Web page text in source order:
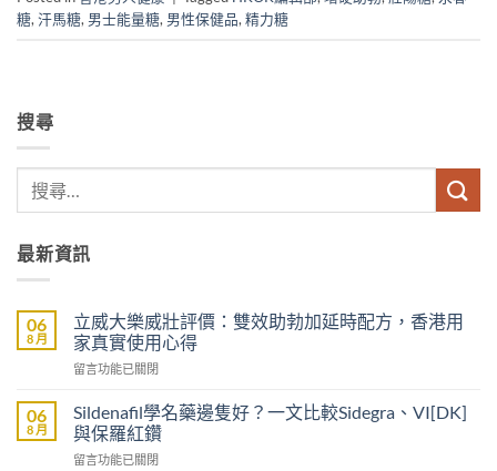
糖,汗馬糖, 男士能量糖, 男性保健品,精力糖
搜尋
最新資訊
06
8 月
立威大樂威壯評價：雙效助勃加延時配方，香港用
家真實使用心得
在
威
大
樂
威
留言功能已關閉
06
8 月
Sildenafil學名藥邊隻好？一文比較Sidegra、VI[DK]
與保羅紅鑽
在
留言功能已關閉